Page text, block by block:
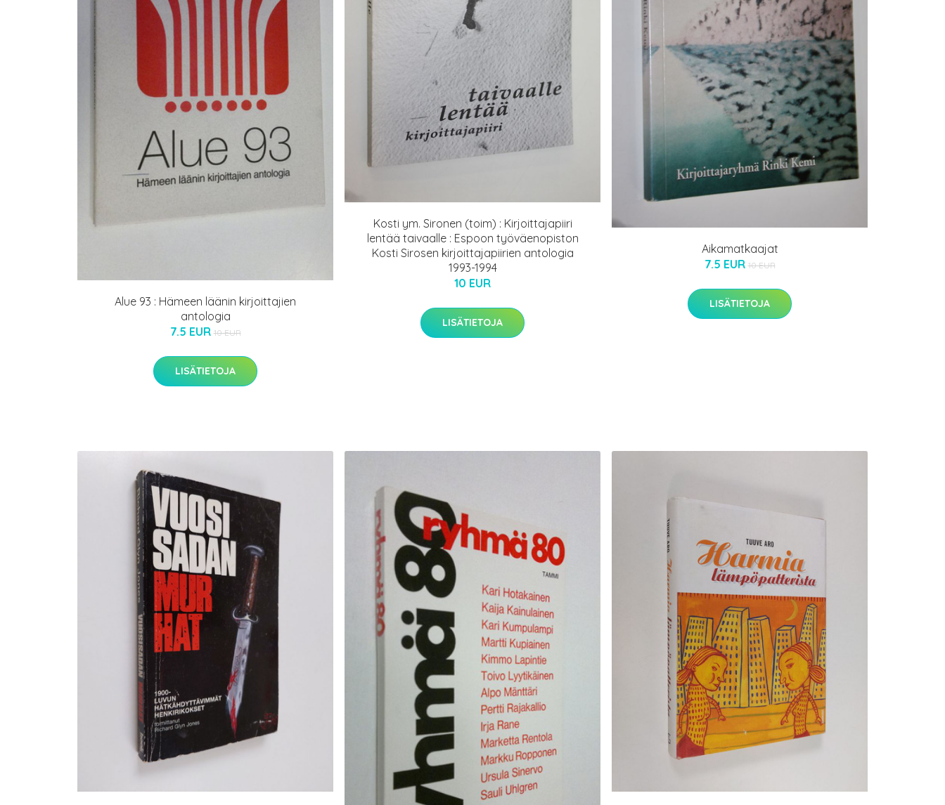
Alue 93 : Hämeen läänin kirjoittajien
antologia
7.5 EUR 10 EUR
LISÄTIETOJA
Kosti ym. Sironen (toim) : Kirjoittajapiiri
lentää taivaalle : Espoon työväenopiston
Kosti Sirosen kirjoittajapiirien antologia
1993-1994
10 EUR
LISÄTIETOJA
Aikamatkaajat
7.5 EUR 10 EUR
LISÄTIETOJA